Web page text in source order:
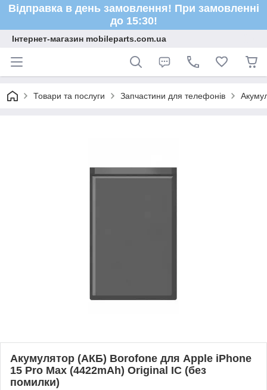
Відправка в день замовлення! При замовленні
до 15:30!
Інтернет-магазин mobileparts.com.ua
Товари та послуги Запчастини для телефонів
Акумулятор (АКБ) Borofone для Apple iPhone
15 Pro Max (4422mAh) Original IC (без
помилки)